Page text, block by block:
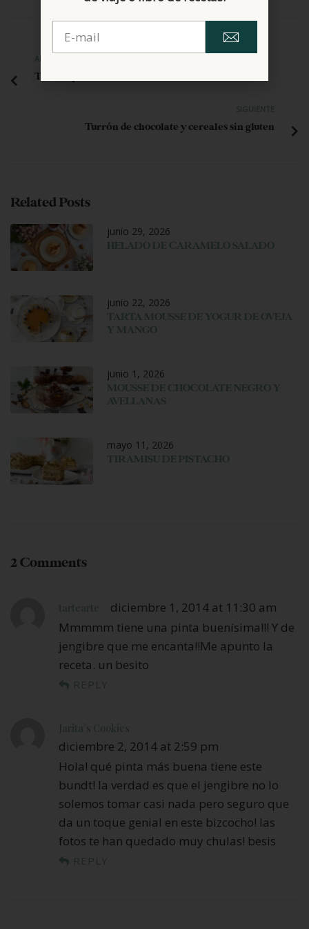
ANTERIOR
Tarta rápida de Manzana
SIGUIENTE
Turrón de chocolate y cereales sin gluten
Related Posts
junio 29, 2026
HELADO DE CARAMELO SALADO
junio 22, 2026
TARTA MOUSSE DE YOGUR DE OVEJA
Y MANGO
junio 1, 2026
MOUSSE DE CHOCOLATE NEGRO Y
AVELLANAS
mayo 11, 2026
TIRAMISU DE PISTACHO
2 Comments
tartearte
diciembre 1, 2014 at 11:30 am
Mmmmm tiene una pinta buenísima!!! Y de
jengibre que me encanta!!Me apunto la
receta. un besito
REPLY
Jarita`s Cookies
diciembre 2, 2014 at 2:59 pm
Hola! qué pinta más buena tiene este
bundt! la verdad es que el jengibre no lo
solemos tomar casi nada pero seguro que
da un toque genial en este bizcocho! las
fotos te han quedado muy chulas! besis
REPLY